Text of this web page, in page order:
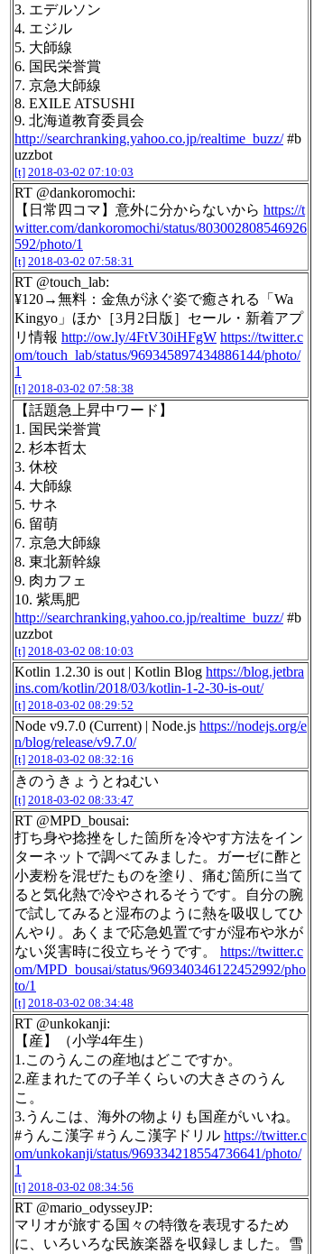
3. エデルソン
4. エジル
5. 大師線
6. 国民栄誉賞
7. 京急大師線
8. EXILE ATSUSHI
9. 北海道教育委員会
http://searchranking.yahoo.co.jp/realtime_buzz/#b
uzzbot
[t] 2018-03-02 07:10:03
RT @dankoromochi:
【日常四コマ】意外に分からないから https://t
witter.com/dankoromochi/status/803002808546926
592/photo/1
[t] 2018-03-02 07:58:31
RT @touch_lab:
¥120→無料：金魚が泳ぐ姿で癒される「Wa
Kingyo」ほか［3月2日版］セール・新着アプ
リ情報 http://ow.ly/4FtV30iHFgW https://twitter.c
om/touch_lab/status/969345897434886144/photo/
1
[t] 2018-03-02 07:58:38
【話題急上昇中ワード】
1. 国民栄誉賞
2. 杉本哲太
3. 休校
4. 大師線
5. サネ
6. 留萌
7. 京急大師線
8. 東北新幹線
9. 肉カフェ
10. 紫馬肥
http://searchranking.yahoo.co.jp/realtime_buzz/#b
uzzbot
[t] 2018-03-02 08:10:03
Kotlin 1.2.30 is out | Kotlin Blog https://blog.jetbra
ins.com/kotlin/2018/03/kotlin-1-2-30-is-out/
[t] 2018-03-02 08:29:52
Node v9.7.0 (Current) | Node.js https://nodejs.org/e
n/blog/release/v9.7.0/
[t] 2018-03-02 08:32:16
きのうきょうとねむい
[t] 2018-03-02 08:33:47
RT @MPD_bousai:
打ち身や捻挫をした箇所を冷やす方法をイン
ターネットで調べてみました。ガーゼに酢と
小麦粉を混ぜたものを塗り、痛む箇所に当て
ると気化熱で冷やされるそうです。自分の腕
で試してみると湿布のように熱を吸収してひ
んやり。あくまで応急処置ですが湿布や氷が
ない災害時に役立ちそうです。 https://twitter.c
om/MPD_bousai/status/969340346122452992/pho
to/1
[t] 2018-03-02 08:34:48
RT @unkokanji:
【産】（小学4年生）
1.このうんこの産地はどこですか。
2.産まれたての子羊くらいの大きさのうん
こ。
3.うんこは、海外の物よりも国産がいいね。
#うんこ漢字 #うんこ漢字ドリル https://twitter.c
om/unkokanji/status/969334218554736641/photo/
1
[t] 2018-03-02 08:34:56
RT @mario_odysseyJP:
マリオが旅する国々の特徴を表現するため
に、いろいろな民族楽器を収録しました。雪